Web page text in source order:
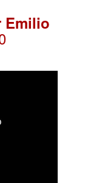
Emilio